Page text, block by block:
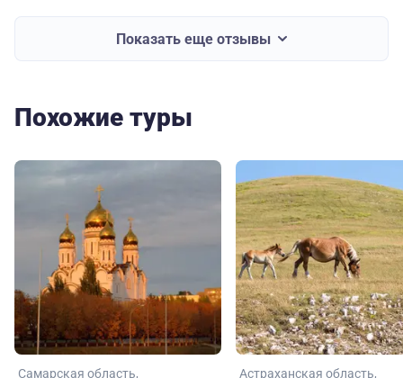
Показать еще отзывы
Похожие туры
Самарская область
Астраханская область